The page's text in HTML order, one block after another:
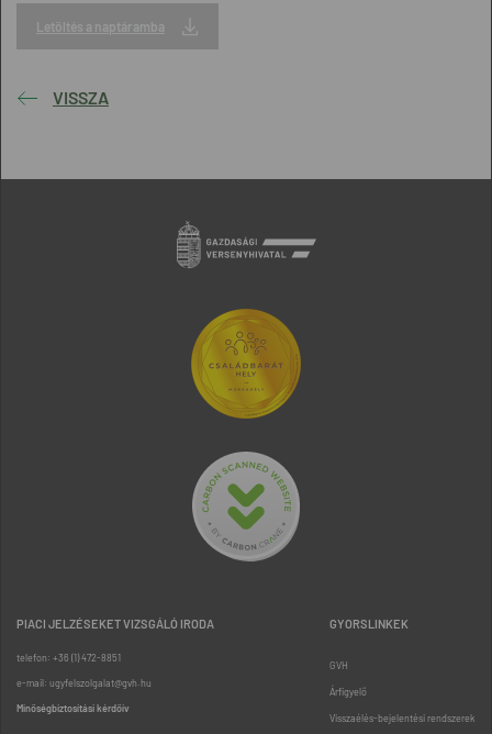
Letöltés a naptáramba
VISSZA
PIACI JELZÉSEKET VIZSGÁLÓ IRODA
telefon: +36 (1) 472-8851
e-mail: ugyfelszolgalat@gvh.hu
Minőségbiztosítási kérdőív
GYORSLINKEK
GVH
Árfigyelő
Visszaélés-bejelentési rendszerek